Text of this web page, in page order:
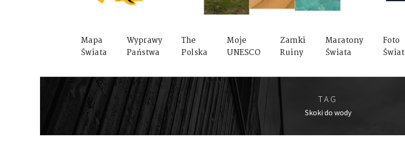
Mapa
Świata
Wyprawy
Państwa
The
Polska
Moje
UNESCO
Zamki
Ruiny
Maratony
Świata
Foto
Świat
TAG
Skoki do wody